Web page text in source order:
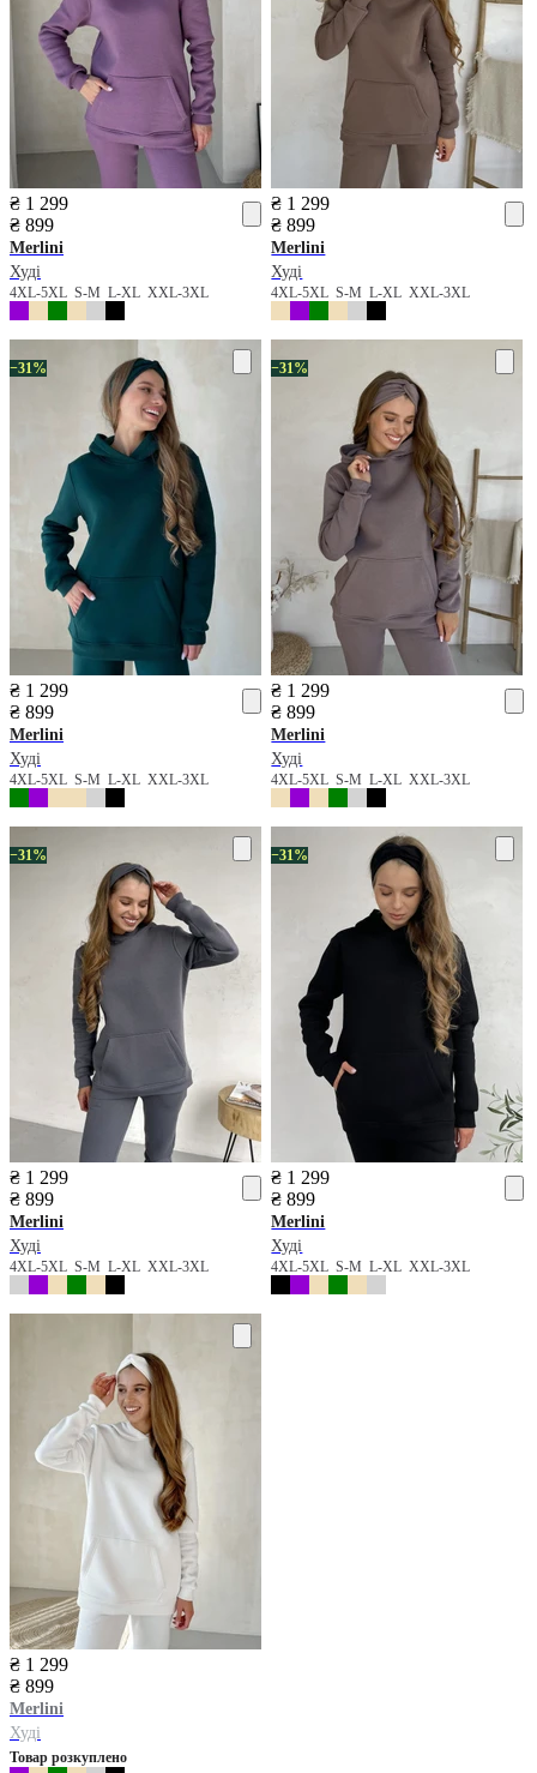
₴ 1 299
₴ 899
Merlini
Худі
4XL-5XL S-M L-XL XXL-3XL
₴ 1 299
₴ 899
Merlini
Худі
4XL-5XLS-ML-XLXXL-3XL
−31%
₴ 1 299
₴ 899
Merlini
Худі
4XL-5XL S-M L-XL XXL-3XL
−31%
₴ 1 299
₴ 899
Merlini
Худі
4XL-5XLS-ML-XLXXL-3XL
−31%
₴ 1 299
₴ 899
Merlini
Худі
4XL-5XL S-M L-XL XXL-3XL
−31%
₴ 1 299
₴ 899
Merlini
Худі
4XL-5XLS-ML-XLXXL-3XL
₴ 1 299
₴ 899
Merlini
Худі
Товар розкуплено